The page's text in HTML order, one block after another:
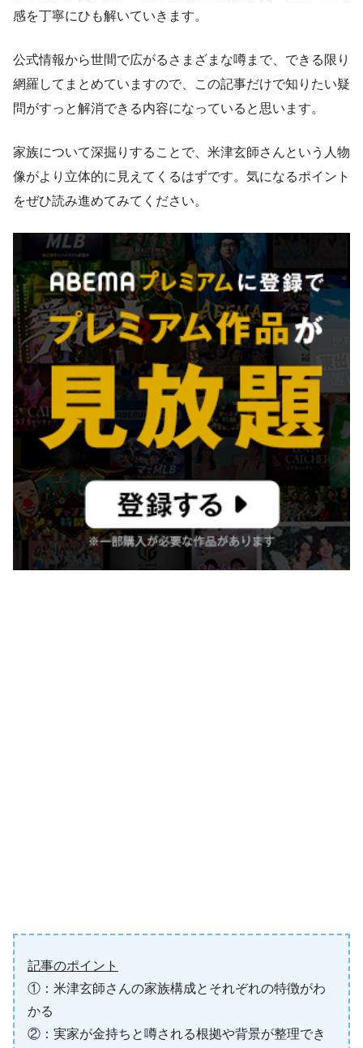
感を丁寧にひも解いていきます。
公式情報から世間で広がるさまざまな噂まで、できる限り
網羅してまとめていますので、この記事だけで知りたい疑
問がすっと解消できる内容になっていると思います。
家族について深掘りすることで、米津玄師さんという人物
像がより立体的に見えてくるはずです。気になるポイント
をぜひ読み進めてみてください。
記事のポイント
①：米津玄師さんの家族構成とそれぞれの特徴がわ
かる
②：実家が金持ちと噂される根拠や背景が整理でき